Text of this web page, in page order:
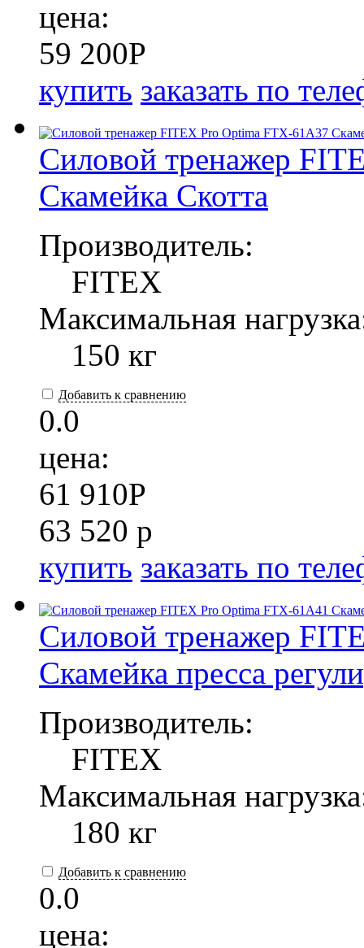
цена:
59 200P
купить заказать по
Силовой тренажер
Скамейка Скотта
Производитель:
FITEX
Максимальная
150 кг
Добавить к сравнению
0.0
цена:
61 910P
63 520 р
купить заказать по
Силовой тренажер
Скамейка пресса
Производитель:
FITEX
Максимальная
180 кг
Добавить к сравнению
0.0
цена: